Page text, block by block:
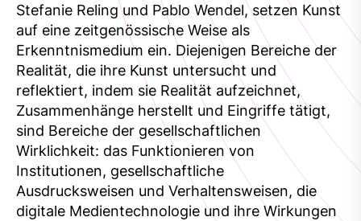
Stefanie Reling und Pablo Wendel, setzen Kunst
auf eine zeitgenössische Weise als
Erkenntnismedium ein. Diejenigen Bereiche der
Realität, die ihre Kunst untersucht und
reflektiert, indem sie Realität aufzeichnet,
Zusammenhänge herstellt und Eingriffe tätigt,
sind Bereiche der gesellschaftlichen
Wirklichkeit: das Funktionieren von
Institutionen, gesellschaftliche
Ausdrucksweisen und Verhaltensweisen, die
digitale Medientechnologie und ihre Wirkungen